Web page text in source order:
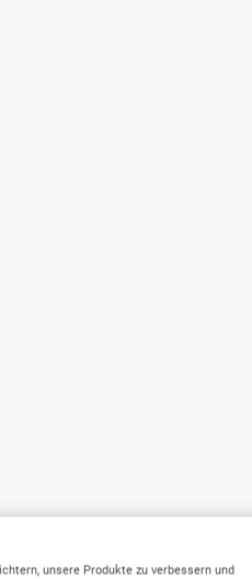
unsere Produkte zu verbessern und